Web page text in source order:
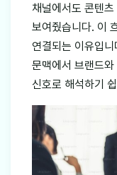
채널에서도 콘텐
보여줬습니다. 이
연결되는 이유입
문맥에서 브랜드
신호로 해석하기